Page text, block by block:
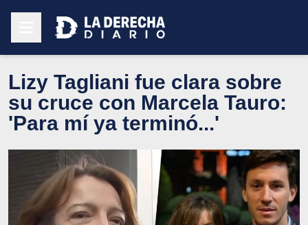
Lizy Tagliani fue clara sobre
su cruce con Marcela Tauro:
'Para mí ya terminó...'